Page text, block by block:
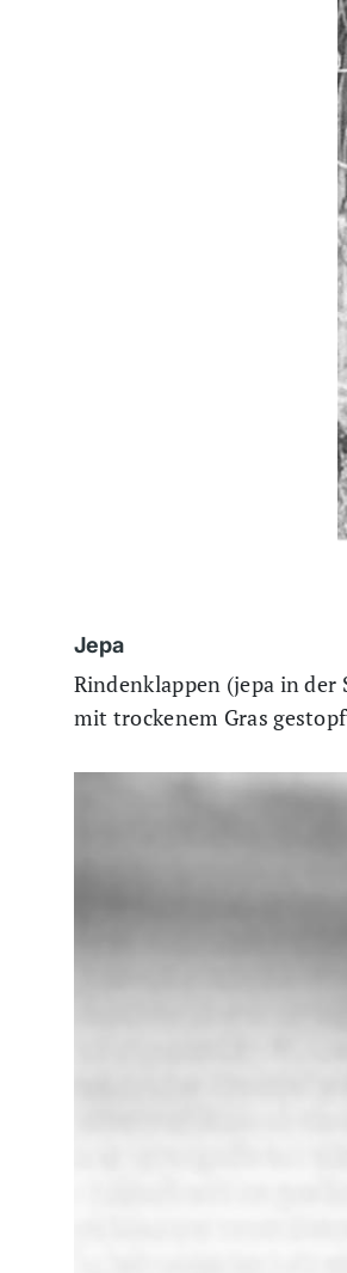
Jepa
Rindenklappen (jepa in der
mit trockenem Gras